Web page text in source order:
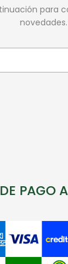
para
novedades.
PAGO